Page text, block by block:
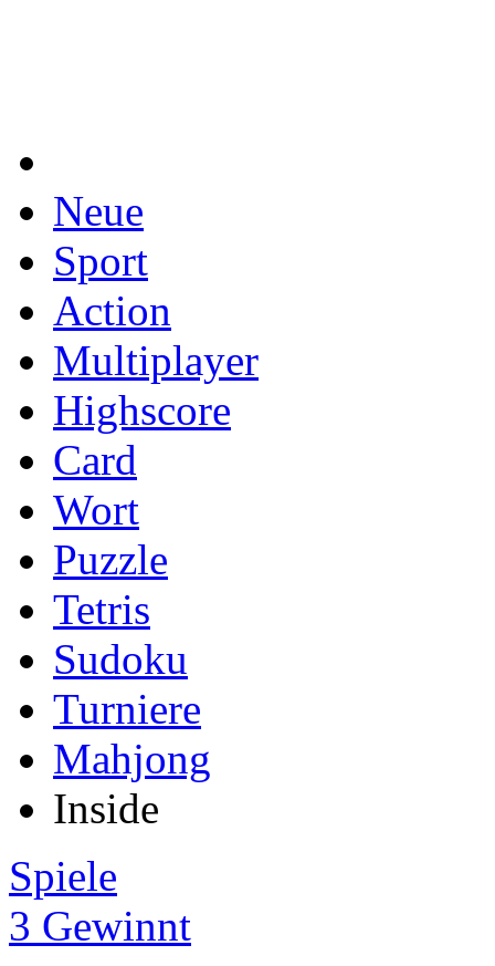
Neue
Sport
Action
Multiplayer
Highscore
Card
Wort
Puzzle
Tetris
Sudoku
Turniere
Mahjong
Inside
Spiele
3 Gewinnt